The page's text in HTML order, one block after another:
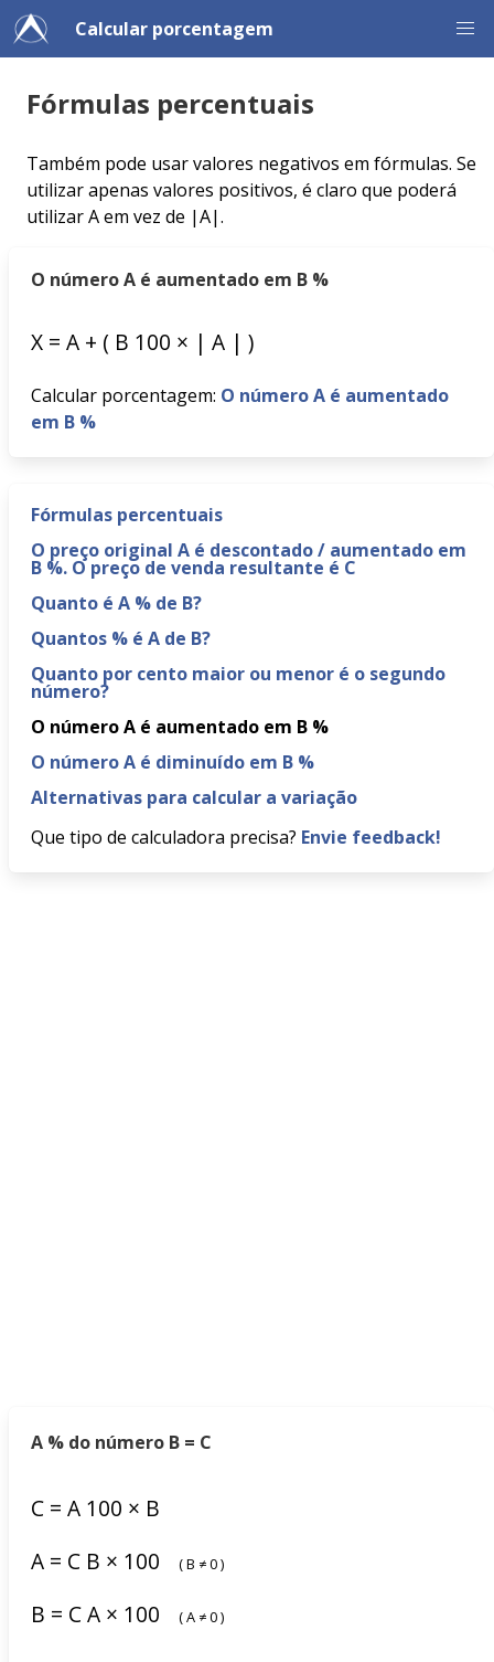
Calcular porcentagem
Fórmulas percentuais
Também pode usar valores negativos em fórmulas. Se
utilizar apenas valores positivos, é claro que poderá
utilizar A em vez de |A|.
O número A é aumentado em B %
X = A + ( B 100 × | A | )
Calcular porcentagem: O número A é aumentado
em B %
Fórmulas percentuais
O preço original A é descontado / aumentado em
B %. O preço de venda resultante é C
Quanto é A % de B?
Quantos % é A de B?
Quanto por cento maior ou menor é o segundo
número?
O número A é aumentado em B %
O número A é diminuído em B %
Alternativas para calcular a variação
Que tipo de calculadora precisa? Envie feedback!
A % do número B = C
C = A 100 × B
A = C B × 100 (B ≠0)
B = CA × 100 (A ≠0)